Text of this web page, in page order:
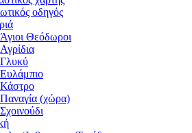
οδηγός
Άγιοι Θεόδωροι
Αγρίδια
Γλυκύ
Ευλάμπιο
Κάστρο
Παναγία (χώρα)
Σχοινούδι